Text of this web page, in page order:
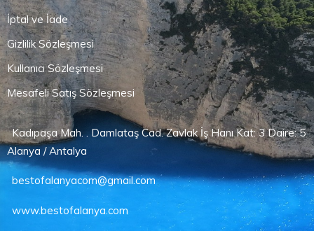
İptal ve İade
Gizlilik Sözleşmesi
Kullanıcı Sözleşmesi
Mesafeli Satış Sözleşmesi
Kadıpaşa Mah. . Damlataş Cad. Zavlak İş Hanı Kat: 3 Daire: 5
Alanya / Antalya
bestofalanyacom@gmail.com
www.bestofalanya.com